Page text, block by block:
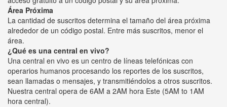
Área Próxima
La cantidad de suscritos determina el tamaño del área próxima
alrededor de un código postal. Entre más suscritos, menor el
área.
¿Qué es una central en vivo?
Una central en vivo es un centro de líneas telefónicas con
operarios humanos procesando los reportes de los suscritos,
sean llamadas o mensajes, y transmitiéndolos a otros suscritos.
Nuestra central opera de 6AM a 2AM hora Este (5AM to 1AM
hora central).